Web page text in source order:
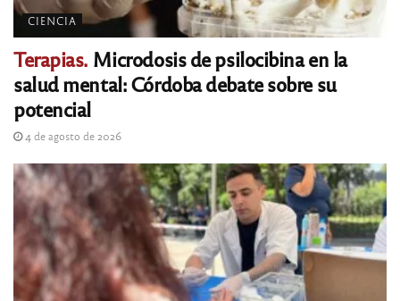
CIENCIA
Terapias. Microdosis de psilocibina en la
salud mental: Córdoba debate sobre su
potencial
4 de agosto de 2026